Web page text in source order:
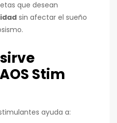
que desean
sin afectar el sueño
Stim
ayuda a: